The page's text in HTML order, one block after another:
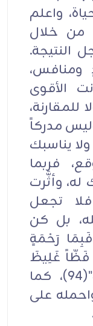
واعلم
من خلال
النتيجة.
ومنافس،
الأقوى
للمقارنة،
مدركاً
يناسبك
فربما
وأثَّرت
تجعل
بل كن
رَحْمَةٍ
غَلِيظَ
الْقَلْبِ لاَنْفَضُّوا مِنْ حَوْلِكَ"(94)، كما
على